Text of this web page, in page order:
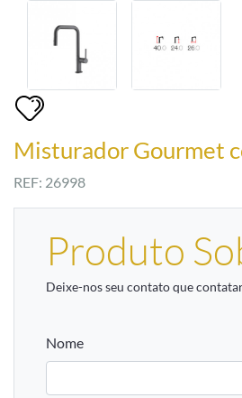
Misturador Gourmet
REF: 26998
Produto
Deixe-nos seu contato que
Nome